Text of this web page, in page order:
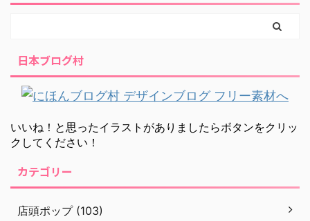
日本ブログ村
いいね！と思ったイラストがありましたらボタンをクリッ
クしてください！
カテゴリー
店頭ポップ (103)